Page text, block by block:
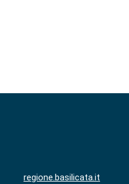
regione.basilicata.it